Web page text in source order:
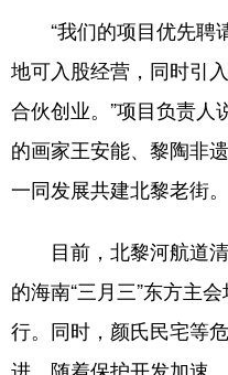
“我们的项目优先聘
地可入股经营，同时引
合伙创业。”项目负责人
的画家王安能、黎陶非
一同发展共建北黎老街。
目前，北黎河航道清
的海南“三月三”东方主
行。同时，颜氏民宅等